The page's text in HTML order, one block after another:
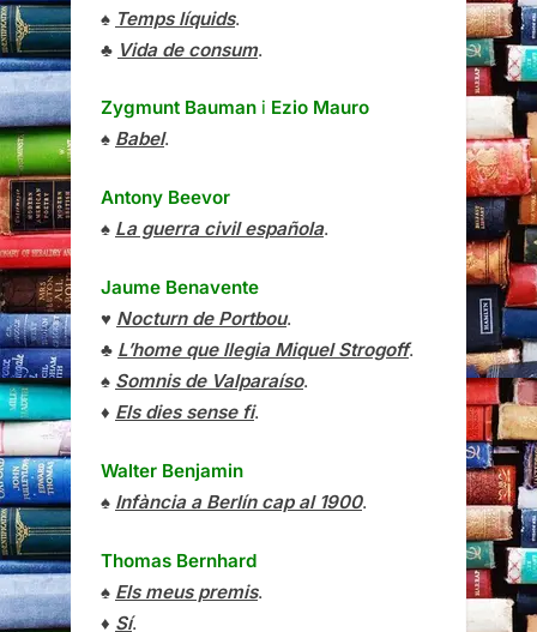
♠ Temps líquids.
♣ Vida de consum.
Zygmunt Bauman i Ezio Mauro
♠ Babel.
Antony Beevor
♠ La guerra civil española.
Jaume Benavente
♥ Nocturn de Portbou.
♣ L’home que llegia Miquel Strogoff.
♠ Somnis de Valparaíso.
♦ Els dies sense fi.
Walter Benjamin
♠ Infància a Berlín cap al 1900.
Thomas Bernhard
♠ Els meus premis.
♦ Sí.